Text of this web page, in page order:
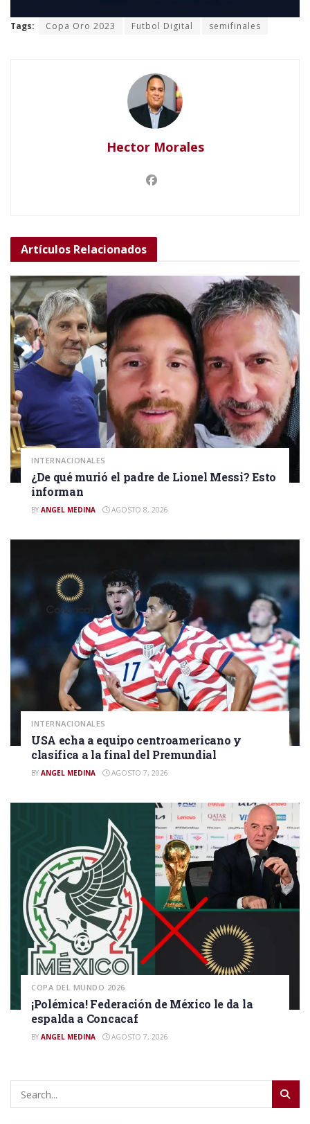
Tags: Copa Oro 2023 Futbol Digital semifinales
Hector Morales
Artículos Relacionados
INTERNACIONALES
¿De qué murió el padre de Lionel Messi? Esto
informan
BY ANGEL MEDINA AGOSTO 8, 2026
INTERNACIONALES
USA echa a equipo centroamericano y
clasifica a la final del Premundial
BY ANGEL MEDINA AGOSTO 7, 2026
COPA DEL MUNDO 2026
¡Polémica! Federación de México le da la
espalda a Concacaf
BY ANGEL MEDINA AGOSTO 7, 2026